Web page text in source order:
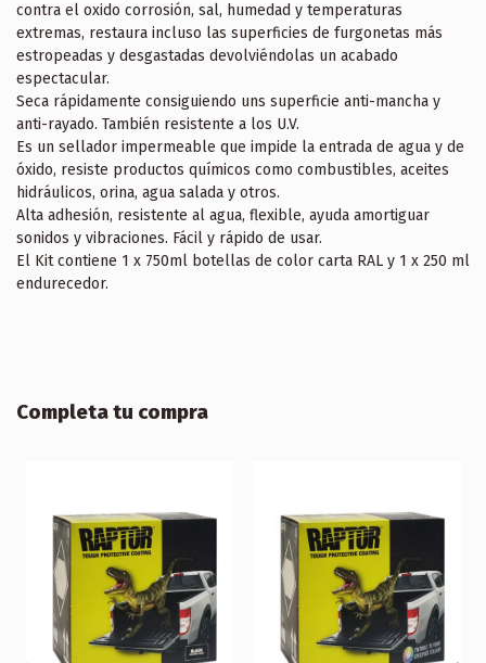
contra el oxido corrosión, sal, humedad y temperaturas
extremas, restaura incluso las superficies de furgonetas más
estropeadas y desgastadas devolviéndolas un acabado
espectacular.
Seca rápidamente consiguiendo uns superficie anti-mancha y
anti-rayado. También resistente a los U.V.
Es un sellador impermeable que impide la entrada de agua y de
óxido, resiste productos químicos como combustibles, aceites
hidráulicos, orina, agua salada y otros.
Alta adhesión, resistente al agua, flexible, ayuda amortiguar
sonidos y vibraciones. Fácil y rápido de usar.
El Kit contiene 1 x 750ml botellas de color carta RAL y 1 x 250 ml
endurecedor.
Completa tu compra